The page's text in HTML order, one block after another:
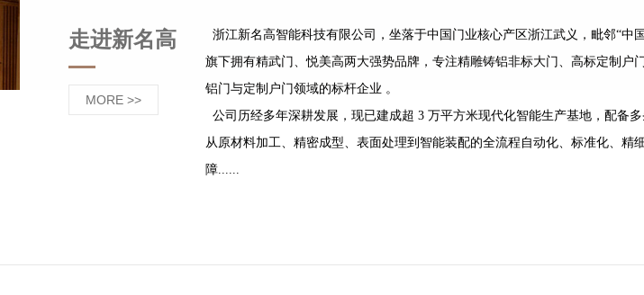
走进新名高
MORE >>
浙江新名高智能科技有限公司，坐落于中国门业核心产区浙江武义，毗邻“中
旗下拥有精武门、悦美高两大强势品牌，专注精雕铸铝非标大门、高标定制
铝门与定制户门领域的标杆企业 。
公司历经多年深耕发展，现已建成超 3 万平方米现代化智能生产基地，配备
从原材料加工、精密成型、表面处理到智能装配的全流程自动化、标准化、
障......